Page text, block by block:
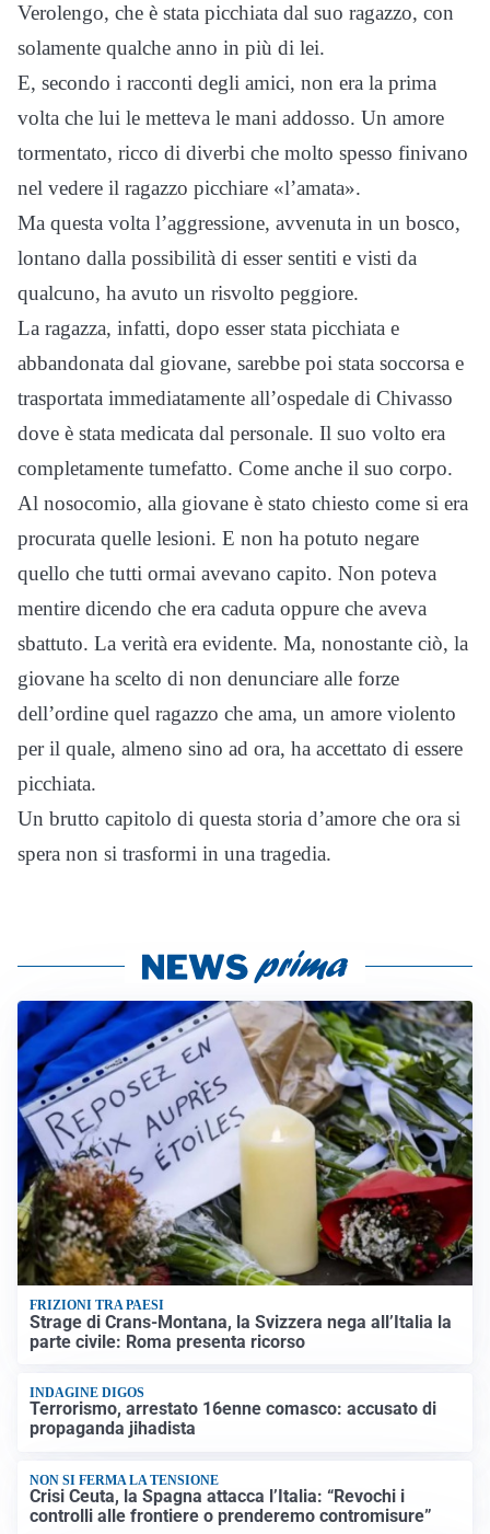
Verolengo, che è stata picchiata dal suo ragazzo, con
solamente qualche anno in più di lei.
E, secondo i racconti degli amici, non era la prima
volta che lui le metteva le mani addosso. Un amore
tormentato, ricco di diverbi che molto spesso finivano
nel vedere il ragazzo picchiare «l’amata».
Ma questa volta l’aggressione, avvenuta in un bosco,
lontano dalla possibilità di esser sentiti e visti da
qualcuno, ha avuto un risvolto peggiore.
La ragazza, infatti, dopo esser stata picchiata e
abbandonata dal giovane, sarebbe poi stata soccorsa e
trasportata immediatamente all’ospedale di Chivasso
dove è stata medicata dal personale. Il suo volto era
completamente tumefatto. Come anche il suo corpo.
Al nosocomio, alla giovane è stato chiesto come si era
procurata quelle lesioni. E non ha potuto negare
quello che tutti ormai avevano capito. Non poteva
mentire dicendo che era caduta oppure che aveva
sbattuto. La verità era evidente. Ma, nonostante ciò, la
giovane ha scelto di non denunciare alle forze
dell’ordine quel ragazzo che ama, un amore violento
per il quale, almeno sino ad ora, ha accettato di essere
picchiata.
Un brutto capitolo di questa storia d’amore che ora si
spera non si trasformi in una tragedia.
FRIZIONI TRA PAESI
Strage di Crans-Montana, la Svizzera nega all’Italia la
parte civile: Roma presenta ricorso
INDAGINE DIGOS
Terrorismo, arrestato 16enne comasco: accusato di
propaganda jihadista
NON SI FERMA LA TENSIONE
Crisi Ceuta, la Spagna attacca l’Italia: “Revochi i
controlli alle frontiere o prenderemo contromisure”